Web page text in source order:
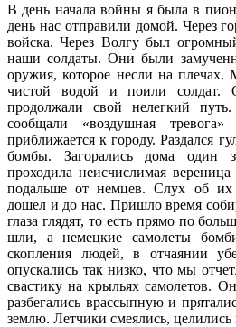
В день начала войны я была в
день нас отправили домой. Через
войска. Через Волгу был
наши солдаты. Они были
оружия, которое несли на плечах.
чистой водой и поили солдат.
продолжали свой нелегкий
сообщали «воздушная
приближается к городу. Раздался
бомбы. Загорались дома один
проходила неисчислимая
подальше от немцев. Слух об их
дошел и до нас. Пришло время
глаза глядят, то есть прямо по
шли, а немецкие самолеты
скопления людей, в отчаянии
опускались так низко, что мы
свастику на крыльях самолетов.
разбегались врассыпную и
землю. Летчики смеялись, целились